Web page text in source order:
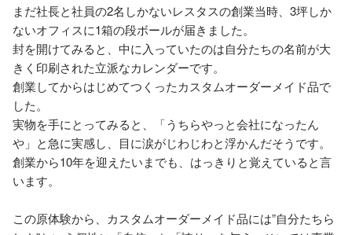
まだ社長と社員の2名しかないレスタスの創業当時、3坪しか
ないオフィスに1箱の段ボールが届きました。
封を開けてみると、中に入っていたのは自分たちの名前が大
きく印刷された立派なカレンダーです。
創業してからはじめてつくったカスタムオーダーメイド品で
した。
実物を手にとってみると、「うちらやっと会社になったん
や」と急に実感し、目に涙がじわじわと浮かんだそうです。
創業から10年を迎えたいまでも、はっきりと覚えていると言
います。
この原体験から、カスタムオーダーメイド品には”自分たちら